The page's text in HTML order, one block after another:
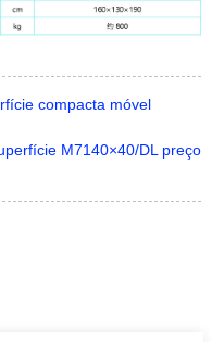
compacta móvel
M7140×40/DL preço